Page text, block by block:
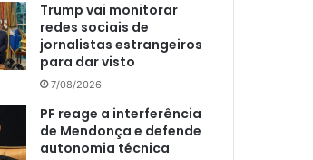
Trump vai monitorar
redes sociais de
jornalistas estrangeiros
para dar visto
7/08/2026
PF reage a interferência
de Mendonça e defende
autonomia técnica